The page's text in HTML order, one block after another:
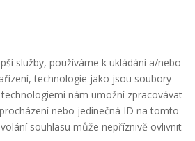
služby, používáme k ukládání a/nebo
technologie jako jsou soubory
nám umožní zpracovávat
nebo jedinečná ID na tomto
souhlasu může nepříznivě ovlivnit